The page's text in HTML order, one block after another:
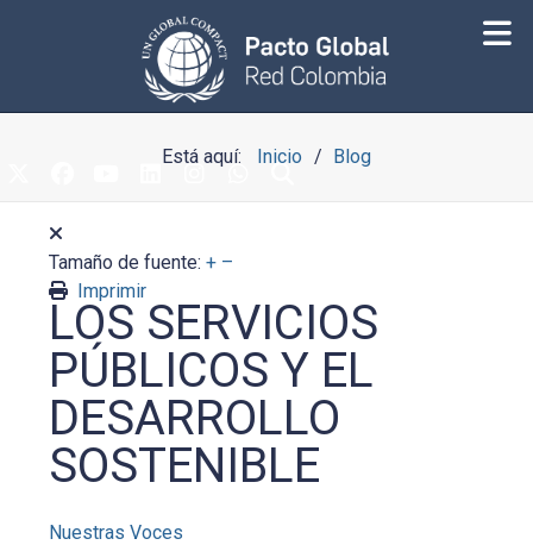
Está aquí: Inicio Blog
Tamaño de fuente: + –
Imprimir
LOS SERVICIOS
PÚBLICOS Y EL
DESARROLLO
SOSTENIBLE
Nuestras Voces